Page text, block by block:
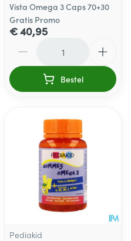
Vista Omega 3 Caps 70+30
Gratis Promo
€ 40,95
Bestel
Pediakid